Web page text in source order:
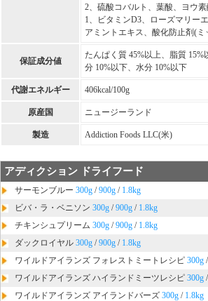
2、硫酸コバルト、葉酸、ヨウ
1、ビタミンD3、ローズマリー
アミントエキス、酸化防止剤(
保証成分値
たんぱく質 45%以上、脂質
分 10%以下、水分 10%以下
代謝エネルギー 406kcal/100g
原産国 ニュージーランド
製造 Addiction Foods LLC(米)
アディクション ドライフード
サーモンブルー 300g /900g / 1.8kg
ビバ・ラ・ベニソン 300g /900g / 1.8kg
チキンシュプリーム 300g /900g / 1.8kg
ダックロイヤル 300g /900g / 1.8kg
ワイルドアイランズ フォレストミートレシピ 300g /
ワイルドアイランズ ハイランドミーツレシピ 300g /
ワイルドアイランズ アイランドバーズ 300g / 1.8kg